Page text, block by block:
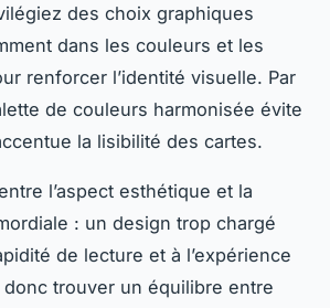
des choix graphiques
dans les couleurs et les
renforcer l’identité visuelle. Par
de couleurs harmonisée évite
la lisibilité des cartes.
l’aspect esthétique et la
: un design trop chargé
de lecture et à l’expérience
trouver un équilibre entre